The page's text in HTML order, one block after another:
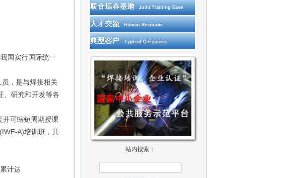
国实行国际统一
，是与焊接相关
、研究和开发等各
并可缩短周期授课
A)培训班，具
计达
站内搜索：